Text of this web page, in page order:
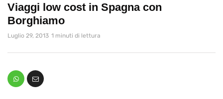
Viaggi low cost in Spagna con
Borghiamo
Luglio 29, 2013 1 minuti di lettura